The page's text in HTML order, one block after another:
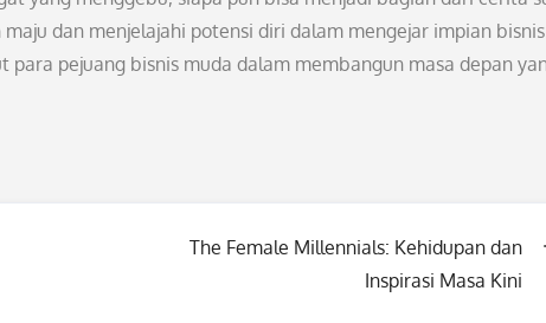
dan menjelajahi potensi diri dalam mengejar impian
pejuang bisnis muda dalam membangun masa depan
The Female Millennials: Kehidupan dan
Inspirasi Masa Kini